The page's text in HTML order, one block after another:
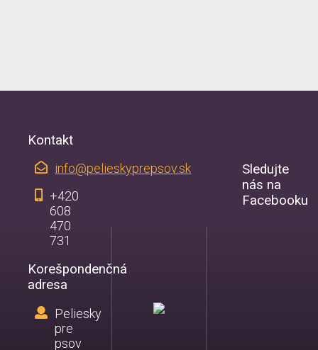
Kontakt
info@pelieskyprepsov.sk
+420
608
470
731
Korešpondenčná
adresa
Peliesky
pre
psov
Sledujte
nás na
Facebooku